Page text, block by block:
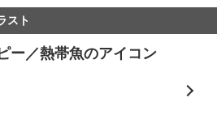
スト
ー／熱帯魚のアイコン